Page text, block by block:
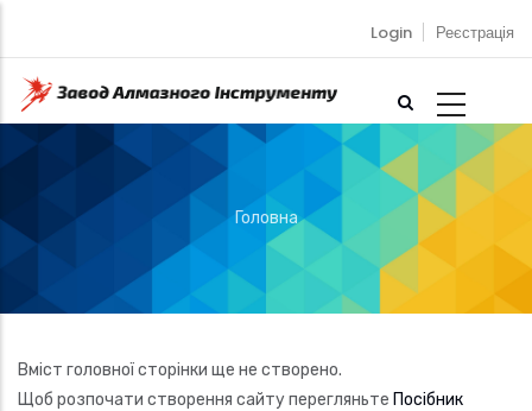
основного
вмісту
Login Реєстрація
Рядок
навіґації
Головна
Вміст головної сторінки ще не створено.
Щоб розпочати створення сайту перегляньте Посібник